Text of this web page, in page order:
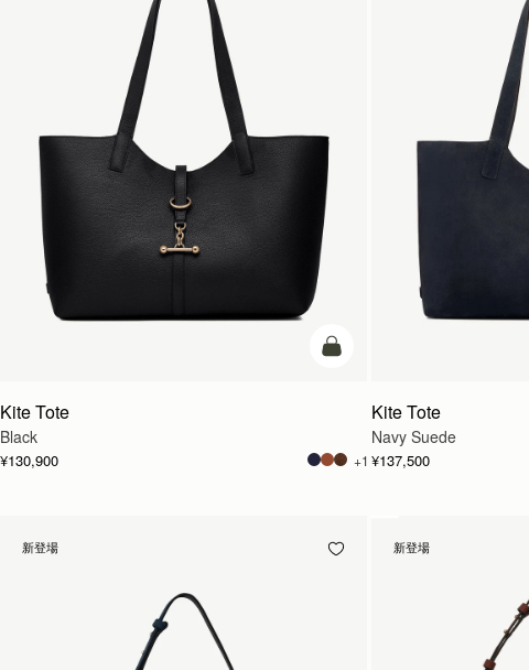
カートに追加
Kite Tote
Black
¥130,900 +1
Kite Tote
Navy Suede
¥137,500
新登場 新登場